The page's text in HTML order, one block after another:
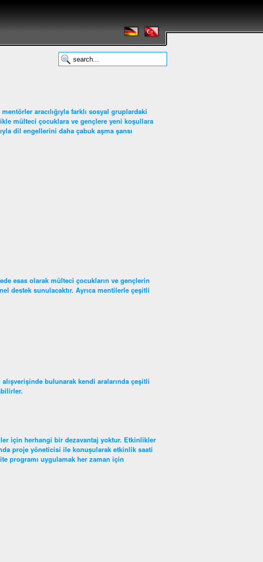
aracılığıyla farklı sosyal gruplardaki
mülteci çocuklara ve gençlere yeni koşullara
dil engellerini daha çabuk aşma şansı
esas olarak mülteci çocukların ve gençlerin
destek sunulacaktır. Ayrıca mentilerle çeşitli
bulunarak kendi aralarında çeşitli
için herhangi bir dezavantaj yoktur. Etkinlikler
proje yöneticisi ile konuşularak etkinlik saati
programı uygulamak her zaman için